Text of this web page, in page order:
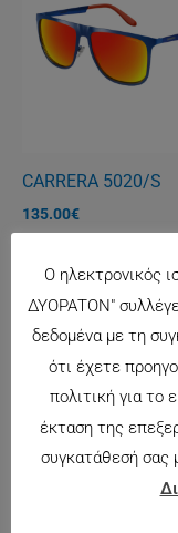
CARRERA 5020/S
135.00€
ΕΚΤΌΣ
Ο ηλεκτρονικός
ΔΥΟΡΑΤΟΝ"
δεδομένα με τη
ότι έχετε
πολιτική για το
έκταση της
συγκατάθεσή σας